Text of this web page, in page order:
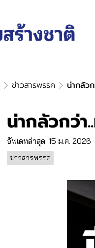
ข่าวสารพรรค น่ากลัว
น่ากลัวกว่า
อัพเดทล่าสุด: 15 ม.ค. 2026
ข่าวสารพรรค